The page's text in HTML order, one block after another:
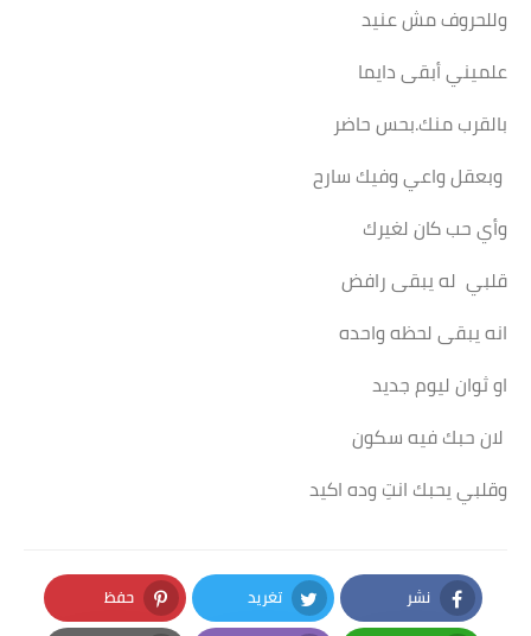
وللحروف مش عنيد
علميني أبقى دايما
بالقرب منك.بحس حاضر
وبعقل واعي وفيك سارح
وأي حب كان لغيرك
قلبي له يبقى رافض
انه يبقى لحظه واحده
او ثوان ليوم جديد
لان حبك فيه سكون
وقلبي يحبك انتِ وده اكيد
نشر
Facebook
تغريد
Twitter
حفظ
Pinterest